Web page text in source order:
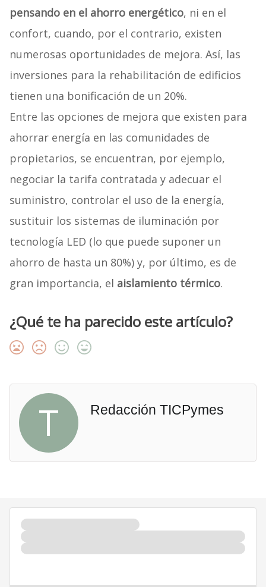
pensando en el ahorro energético, ni en el
confort, cuando, por el contrario, existen
numerosas oportunidades de mejora. Así, las
inversiones para la rehabilitación de edificios
tienen una bonificación de un 20%.
Entre las opciones de mejora que existen para
ahorrar energía en las comunidades de
propietarios, se encuentran, por ejemplo,
negociar la tarifa contratada y adecuar el
suministro, controlar el uso de la energía,
sustituir los sistemas de iluminación por
tecnología LED (lo que puede suponer un
ahorro de hasta un 80%) y, por último, es de
gran importancia, el aislamiento térmico.
¿Qué te ha parecido este artículo?
T Redacción TICPymes